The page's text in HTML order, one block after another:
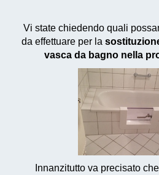
Vi state chiedendo quali
da effettuare per la
vasca da bagno nella
Innanzitutto va precisato